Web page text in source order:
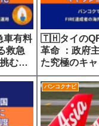
車有料
救急
む
が示
🇹🇭タイの
革命 ：政府
た究極のキ
会
バンコクナビ